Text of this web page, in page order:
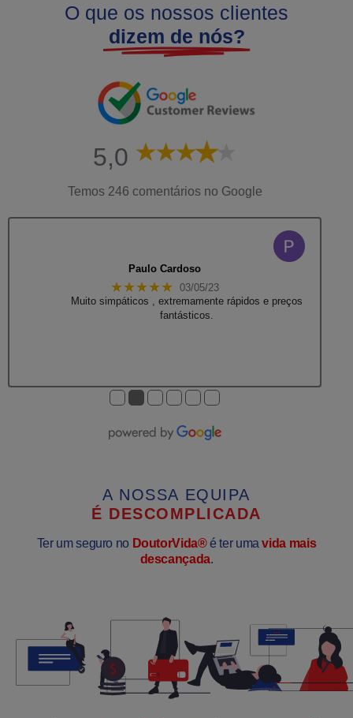
O que os nossos clientes
dizem de nós?
5,0
Temos 246 comentários no Google
Paulo Cardoso
★★★★★ 03/05/23
Muito simpáticos , extremamente rápidos e preços
fantásticos.
●●●●●●
A NOSSA EQUIPA
É DESCOMPLICADA
Ter um seguro no DoutorVida®é ter umavida mais
descançada.